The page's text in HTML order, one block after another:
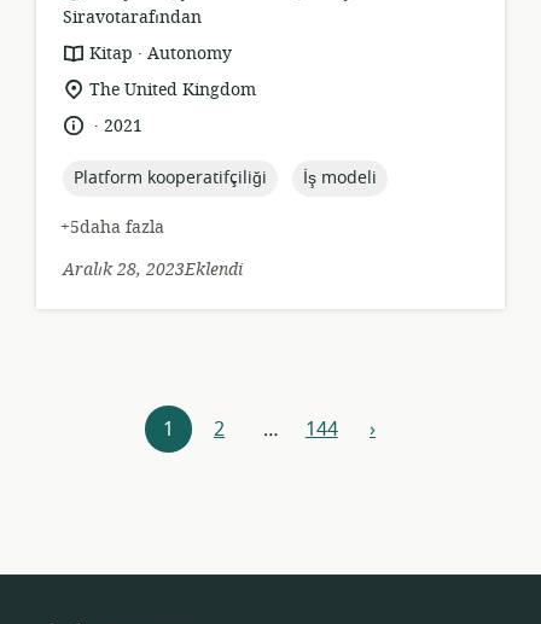
Siravotarafından
Kaynak
formatı:
Kitap .
yayıncı:
Autonomy
Uygunluk
konumu:
The United Kingdom
Dil: .
Yayın2021
topic:
Platform kooperatifçiliği topic:
İş modeli
+5daha fazla
Aralık 28, 2023Eklendi
Kaynaklar
navigasyonu
1 2 … 144 Sonraki
›